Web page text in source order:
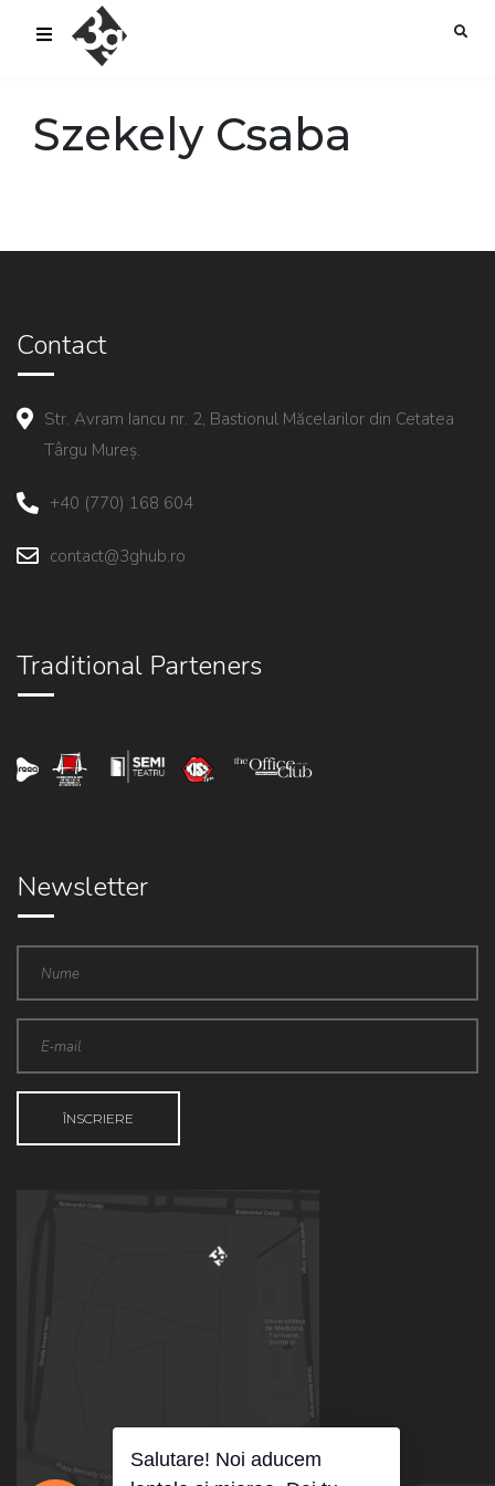
sold-out-button {{acf:sold_out}}
Szekely Csaba
Contact
Str. Avram Iancu nr. 2, Bastionul Măcelarilor din Cetatea
Târgu Mureș.
+40 (770) 168 604
contact@3ghub.ro
Traditional Parteners
Newsletter
Salutare! Noi aducem